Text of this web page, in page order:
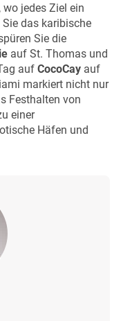
jedes Ziel ein
das karibische
Sie die
auf St. Thomas und
auf CocoCay auf
markiert nicht nur
Festhalten von
einer
Häfen und